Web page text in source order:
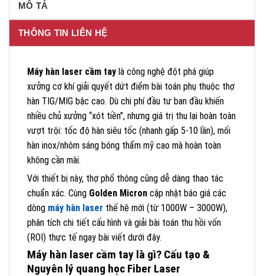
MÔ TẢ
THÔNG TIN LIÊN HỆ
Máy hàn laser cầm tay là công nghệ đột phá giúp
xưởng cơ khí giải quyết dứt điểm bài toán phụ thuộc thợ
hàn TIG/MIG bậc cao. Dù chi phí đầu tư ban đầu khiến
nhiều chủ xưởng “xót tiền”, nhưng giá trị thu lại hoàn toàn
vượt trội: tốc độ hàn siêu tốc (nhanh gấp 5-10 lần), mối
hàn inox/nhôm sáng bóng thẩm mỹ cao mà hoàn toàn
không cần mài.
Với thiết bị này, thợ phổ thông cũng dễ dàng thao tác
chuẩn xác. Cùng Golden Micron cập nhật báo giá các
dòng máy hàn laser thế hệ mới (từ 1000W – 3000W),
phân tích chi tiết cấu hình và giải bài toán thu hồi vốn
(ROI) thực tế ngay bài viết dưới đây.
Máy hàn laser cầm tay là gì? Cấu tạo &
Nguyên lý quang học Fiber Laser